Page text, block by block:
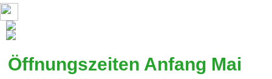
Öffnungszeiten Anfang Mai